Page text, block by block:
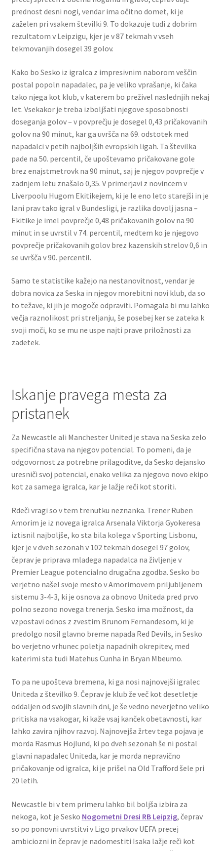
prednost desni nogi, vendar ima očitno domet, ki je
zaželen pri vsakem številki 9. To dokazuje tudi z dobrim
rezultatom v Leipzigu, kjer je v 87 tekmah v vseh
tekmovanjih dosegel 39 golov.
Kako bo Sesko iz igralca z impresivnim naborom veščin
postal popoln napadalec, pa je veliko vprašanje, ki čaka
tako njega kot klub, v katerem bo preživel naslednjih nekaj
let. Vsekakor je treba izboljšati njegove sposobnosti
doseganja golov – v povprečju je dosegel 0,43 pričakovanih
golov na 90 minut, kar ga uvršča na 69. odstotek med
napadalci v petih najboljših evropskih ligah. Ta številka
pade na 50. percentil, če upoštevamo pričakovane gole
brez enajstmetrovk na 90 minut, saj je njegov povprečje v
zadnjem letu znašalo 0,35. V primerjavi z novincem v
Liverpoolu Hugom Ekitikejem, ki je le eno leto starejši in je
lani prav tako igral v Bundesligi, je razlika dovolj jasna –
Ekitike je imel povprečje 0,48 pričakovanih golov na 90
minut in se uvrstil v 74. percentil, medtem ko je njegovo
povprečje pričakovanih golov brez kazenskih strelov 0,6 in
se uvršča v 90. percentil.
Samo te statistike kažejo na nestanovitnost, vendar je
dobra novica za Seska in njegov morebitni novi klub, da so
to težave, ki jih je mogoče odpraviti. Pomagala bi mu lahko
večja raznolikost pri streljanju, še posebej ker se zateka k
svoji moči, ko se mu ne uspe najti prave priložnosti za
zadetek.
Iskanje pravega mesta za
pristanek
Za Newcastle ali Manchester United je stava na Seska zelo
specifična stava na njegov potencial. To pomeni, da je
odgovornost za potrebne prilagoditve, da Sesko dejansko
uresniči svoj potencial, enako velika za njegovo novo ekipo
kot za samega igralca, kar je lažje reči kot storiti.
Rdeči vragi so v tem trenutku neznanka. Trener Ruben
Amorim je iz novega igralca Arsenala Viktorja Gyokeresa
iztisnil najboljše, ko sta bila kolega v Sporting Lisbonu,
kjer je v dveh sezonah v 102 tekmah dosegel 97 golov,
čeprav je priprava mladega napadalca na življenje v
Premier League potencialno drugačna zgodba. Sesko bo
verjetno našel svoje mesto v Amorimovem priljubljenem
sistemu 3-4-3, ki je osnova za obnovo Uniteda pred prvo
polno sezono novega trenerja. Sesko ima možnost, da
vzpostavi odnos z zvestim Brunom Fernandesom, ki je
predolgo nosil glavno breme napada Red Devils, in Sesko
bo verjetno vrhunec poletja napadnih okrepitev, med
katerimi sta tudi Matehus Cunha in Bryan Mbeumo.
To pa ne upošteva bremena, ki ga nosi najnovejši igralec
Uniteda z številko 9. Čeprav je klub že več kot desetletje
oddaljen od svojih slavnih dni, je še vedno neverjetno veliko
pritiska na vsakogar, ki kaže vsaj kanček obetavnosti, kar
lahko zavira njihov razvoj. Najnovejša žrtev tega pojava je
morda Rasmus Hojlund, ki po dveh sezonah še ni postal
glavni napadalec Uniteda, kar je morda nepravično
pričakovanje od igralca, ki je prišel na Old Trafford šele pri
20 letih.
Newcastle bi v tem primeru lahko bil boljša izbira za
nekoga, kot je Sesko Nogometni Dresi RB Leipzig, čeprav
so po ponovni uvrstitvi v Ligo prvakov UEFA precej
ambiciozni in čeprav je nadomestiti Isaka lažje reči kot